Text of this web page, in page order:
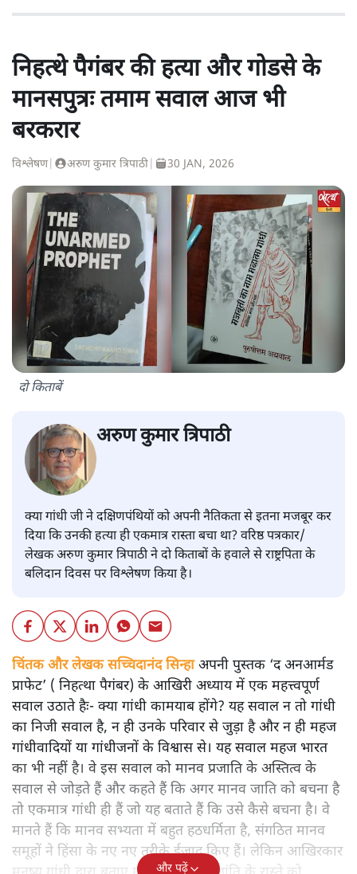
निहत्थे पैगंबर की हत्या और गोडसे के
मानसपुत्रः तमाम सवाल आज भी
बरकरार
विश्लेषण| अरुण कुमार त्रिपाठी 30 JAN, 2026
दो किताबें
अरुण कुमार त्रिपाठी
क्या गांधी जी ने दक्षिणपंथियों को अपनी नैतिकता से इतना मजबूर कर
दिया कि उनकी हत्या ही एकमात्र रास्ता बचा था? वरिष्ठ पत्रकार/
लेखक अरुण कुमार त्रिपाठी ने दो किताबों के हवाले से राष्ट्रपिता के
बलिदान दिवस पर विश्लेषण किया है।
चिंतक और लेखक सच्चिदानंद सिन्हाअपनी पुस्तक ‘द अनआर्मड
प्राफेट’ ( निहत्था पैगंबर) के आखिरी अध्याय में एक महत्त्वपूर्ण
सवाल उठाते हैः- क्या गांधी कामयाब होंगे? यह सवाल न तो गांधी
का निजी सवाल है, न ही उनके परिवार से जुड़ा है और न ही महज
गांधीवादियों या गांधीजनों के विश्वास से। यह सवाल महज भारत
का भी नहीं है। वे इस सवाल को मानव प्रजाति के अस्तित्व के
सवाल से जोड़ते हैं और कहते हैं कि अगर मानव जाति को बचना है
तो एकमात्र गांधी ही हैं जो यह बताते हैं कि उसे कैसे बचना है। वे
मानते हैं कि मानव सभ्यता में बहुत हठधर्मिता है, संगठित मानव
समूहों ने हिंसा के नए नए तरीके ईजाद किए हैं। लेकिन आखिरकार
और पढ़ें